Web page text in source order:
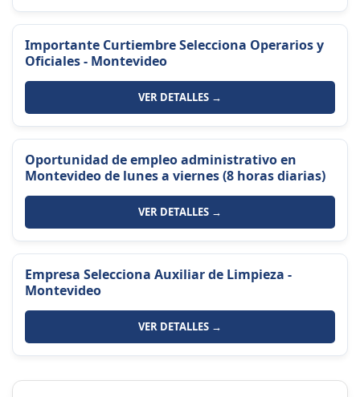
Importante Curtiembre Selecciona Operarios y
Oficiales - Montevideo
VER DETALLES →
Oportunidad de empleo administrativo en
Montevideo de lunes a viernes (8 horas diarias)
VER DETALLES →
Empresa Selecciona Auxiliar de Limpieza -
Montevideo
VER DETALLES →